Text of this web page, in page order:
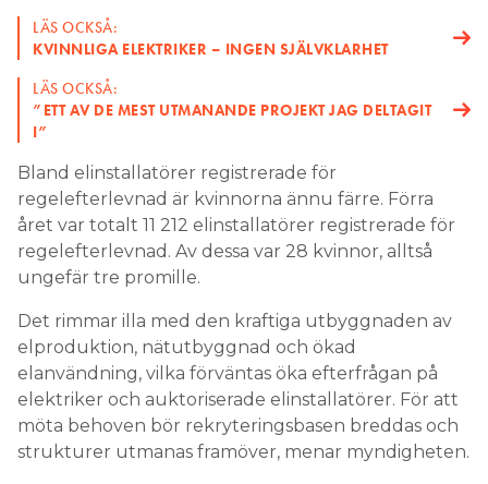
LÄS OCKSÅ:
KVINNLIGA ELEKTRIKER – INGEN SJÄLVKLARHET
LÄS OCKSÅ:
”ETT AV DE MEST UTMANANDE PROJEKT JAG DELTAGIT
I”
Bland elinstallatörer registrerade för
regelefterlevnad är kvinnorna ännu färre. Förra
året var totalt 11 212 elinstallatörer registrerade för
regelefterlevnad. Av dessa var 28 kvinnor, alltså
ungefär tre promille.
Det rimmar illa med den kraftiga utbyggnaden av
elproduktion, nätutbyggnad och ökad
elanvändning, vilka förväntas öka efterfrågan på
elektriker och auktoriserade elinstallatörer. För att
möta behoven bör rekryteringsbasen breddas och
strukturer utmanas framöver, menar myndigheten.